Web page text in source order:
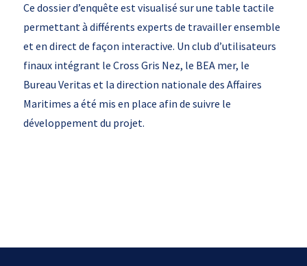
Ce dossier d’enquête est visualisé sur une table tactile
permettant à différents experts de travailler ensemble
et en direct de façon interactive. Un club d’utilisateurs
finaux intégrant le Cross Gris Nez, le BEA mer, le
Bureau Veritas et la direction nationale des Affaires
Maritimes a été mis en place afin de suivre le
développement du projet.